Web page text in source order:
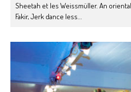
Sheetah et les Weissmüller. An
Fakir, Jerk dance less...